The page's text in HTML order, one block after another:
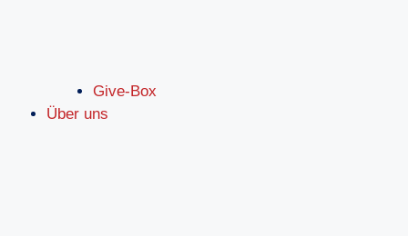
Give-Box
Über uns